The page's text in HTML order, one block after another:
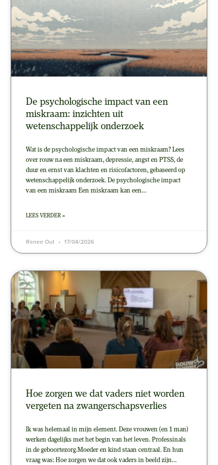
De psychologische impact van een
miskraam: inzichten uit
wetenschappelijk onderzoek
Wat is de psychologische impact van een miskraam? Lees
over rouw na een miskraam, depressie, angst en PTSS, de
duur en ernst van klachten en risicofactoren, gebaseerd op
wetenschappelijk onderzoek. De psychologische impact
van een miskraam Een miskraam kan een…
LEES VERDER »
Renee Out 17/04/2026
Hoe zorgen we dat vaders niet worden
vergeten na zwangerschapsverlies
Ik was helemaal in mijn element. Deze vrouwen (en 1 man)
werken dagelijks met het begin van het leven. Professinals
in de geboortezorg.Moeder en kind staan centraal. En hun
vraag was: Hoe zorgen we dat ook vaders in beeld zijn…